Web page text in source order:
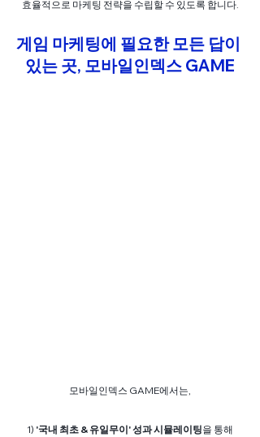
효율적으로 마케팅 전략을 수립할 수 있도록 합니다.
게임 마케팅에 필요한 모든 답이
있는 곳, 모바일인덱스 GAME
모바일인덱스 GAME에서는,
1) '국내 최초 & 유일무이' 성과 시뮬레이팅을 통해